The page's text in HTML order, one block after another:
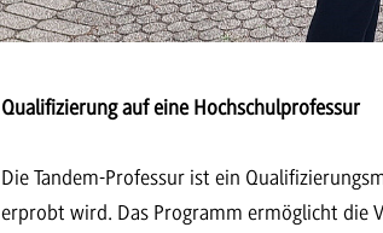
Qualifizierung auf eine Hochschulprofessur
Die Tandem-Professur ist ein
erprobt wird. Das Programm ermöglicht die